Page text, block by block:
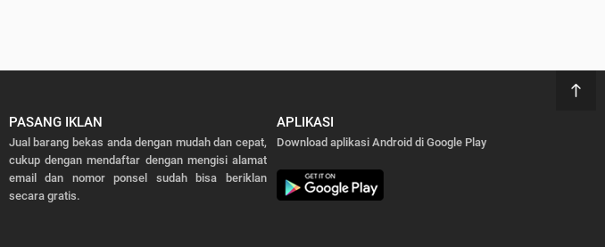
PASANG IKLAN
Jual barang bekas anda dengan mudah dan cepat,
cukup dengan mendaftar dengan mengisi alamat
email dan nomor ponsel sudah bisa beriklan
secara gratis.
APLIKASI
Download aplikasi Android di Google Play